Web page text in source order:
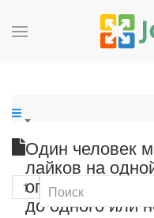
Один человек
лайков на
ограничения,
до одного или
1